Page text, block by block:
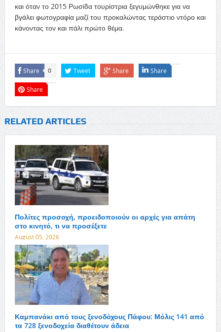
και όταν το 2015 Ρωσίδα τουρίστρια ξεγυμώνθηκε για να
βγάλει φωτογραφία μαζί του προκαλώντας τεράστιο ντόρο και
κάνοντας τον και πάλι πρώτο θέμα.
Share 0 Tweet Share Share
Share
RELATED ARTICLES
Πολίτες προσοχή, προειδοποιούν οι αρχές για απάτη
στο κινητό, τι να προσέξετε
August 05, 2026
Καμπανάκι από τους ξενοδόχους Πάφου: Μόλις 141 από
τα 728 ξενοδοχεία διαθέτουν άδεια